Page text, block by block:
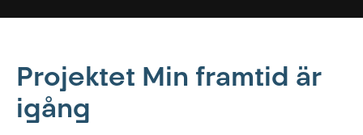
Projektet Min framtid är
igång